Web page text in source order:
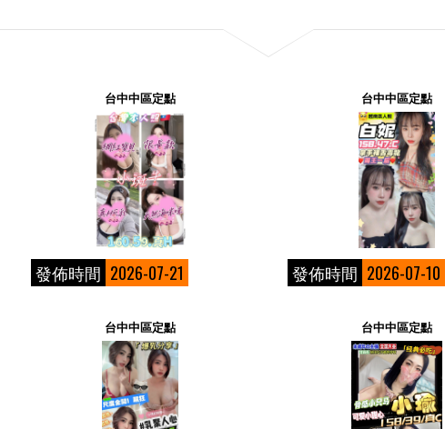
台中中區定點
發佈時間 2026-07-21
台中中區定點
發佈時間 2026-07-10
台中中區定點 台中中區定點